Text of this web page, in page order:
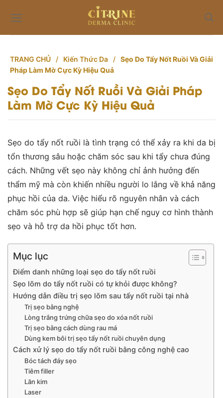
content
TRANG CHỦ / Kiến Thức Da / Sẹo Do Tẩy Nốt Ruồi Và Giải
Pháp Làm Mờ Cực Kỳ Hiệu Quả
Sẹo Do Tẩy Nốt Ruồi Và Giải Pháp
Làm Mờ Cực Kỳ Hiệu Quả
Sẹo do tẩy nốt ruồi là tình trạng có thể xảy ra khi da bị
tổn thương sâu hoặc chăm sóc sau khi tẩy chưa đúng
cách. Những vết sẹo này không chỉ ảnh hưởng đến
thẩm mỹ mà còn khiến nhiều người lo lắng về khả năng
phục hồi của da. Việc hiểu rõ nguyên nhân và cách
chăm sóc phù hợp sẽ giúp hạn chế nguy cơ hình thành
sẹo và hỗ trợ da hồi phục tốt hơn.
Mục lục
Điểm danh những loại sẹo do tẩy nốt ruồi
Sẹo lõm do tẩy nốt ruồi có tự khỏi được không?
Hướng dẫn điều trị sẹo lõm sau tẩy nốt ruồi tại nhà
Trị sẹo bằng nghệ
Lòng trắng trứng chữa sẹo do xóa nốt ruồi
Trị sẹo bằng cách dùng rau má
Dùng kem bôi trị sẹo tẩy nốt ruồi chuyên dụng
Cách xử lý sẹo do tẩy nốt ruồi bằng công nghệ cao
Bóc tách đáy sẹo
Tiêm filler
Lăn kim
Laser